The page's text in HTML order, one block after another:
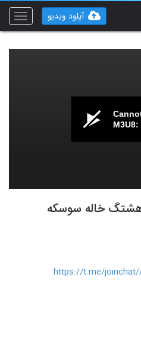
Toggle
آپلود ویدیو
M3U8:
https://t.me/joinchat/